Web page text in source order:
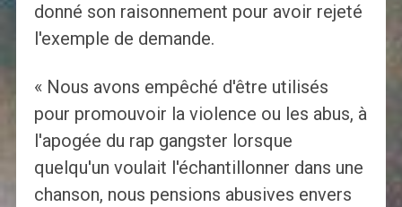
donné son raisonnement pour avoir rejeté
l'exemple de demande.
« Nous avons empêché d'être utilisés
pour promouvoir la violence ou les abus, à
l'apogée du rap gangster lorsque
quelqu'un voulait l'échantillonner dans une
chanson, nous pensions abusives envers